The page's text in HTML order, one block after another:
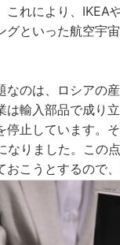
これにより、IKEA
グといった航空宇
なのは、ロシアの
は輸入部品で成り
停止しています。
なりました。この
おこうとするので